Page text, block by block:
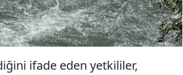
ifade eden yetkililer,